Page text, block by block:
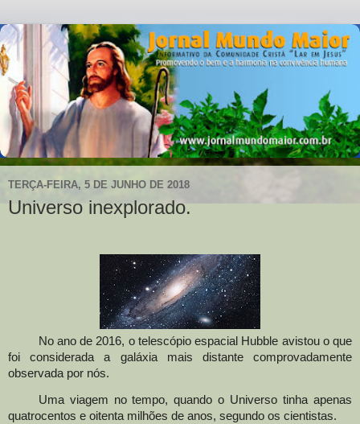
TERÇA-FEIRA, 5 DE JUNHO DE 2018
Universo inexplorado.
No ano de 2016, o telescópio espacial Hubble avistou o que
foi considerada a galáxia mais distante comprovadamente
observada por nós.
Uma viagem no tempo, quando o Universo tinha apenas
quatrocentos e oitenta milhões de anos, segundo os cientistas.